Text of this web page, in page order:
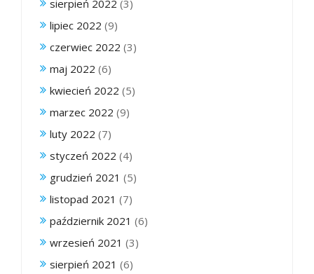
sierpień 2022 (3)
lipiec 2022 (9)
czerwiec 2022 (3)
maj 2022 (6)
kwiecień 2022 (5)
marzec 2022 (9)
luty 2022 (7)
styczeń 2022 (4)
grudzień 2021 (5)
listopad 2021 (7)
październik 2021 (6)
wrzesień 2021 (3)
sierpień 2021 (6)